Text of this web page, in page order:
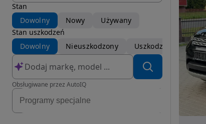
Stan
Dowolny
Nowy
Używany
Stan uszkodzeń
Dowolny
Nieuszkodzony Uszkodzony
Obsługiwane przez AutoIQ